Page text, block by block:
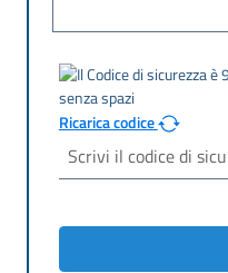
Ricarica codice